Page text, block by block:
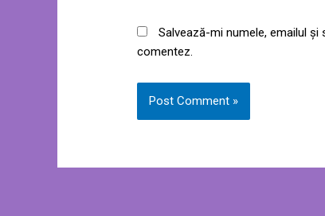
Salvează-mi numele, emailul
comentez.